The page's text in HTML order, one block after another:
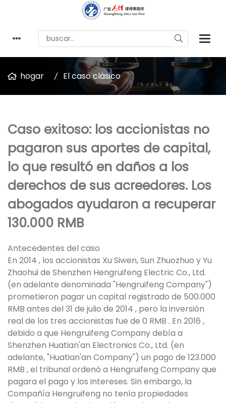
hogar El caso clásico
Caso exitoso: los accionistas no
pagaron sus aportes de capital,
lo que resultó en daños a los
derechos de sus acreedores. Los
abogados ayudaron a recuperar
130.000 RMB
Antecedentes del caso
En 2014 , los accionistas Xu Siwen, Sun Zhuozhuo y Yu
Zhaohui de Shenzhen Hengruifeng Electric Co., Ltd.
(en adelante denominada "Hengruifeng Company")
prometieron pagar un capital registrado de 500.000
RMB antes del 31 de julio de 2014 , pero la inversión
real de los tres accionistas fue de 0 RMB . En 2016 ,
debido a que Hengruifeng Company debía a
Shenzhen Huatian'an Electronics Co., Ltd. (en
adelante, "Huatian'an Company") un pago de 123.000
RMB , el tribunal ordenó a Hengruifeng Company que
pagara el pago y los intereses. Sin embargo, la
Compañía Hengruifeng no tenía propiedades